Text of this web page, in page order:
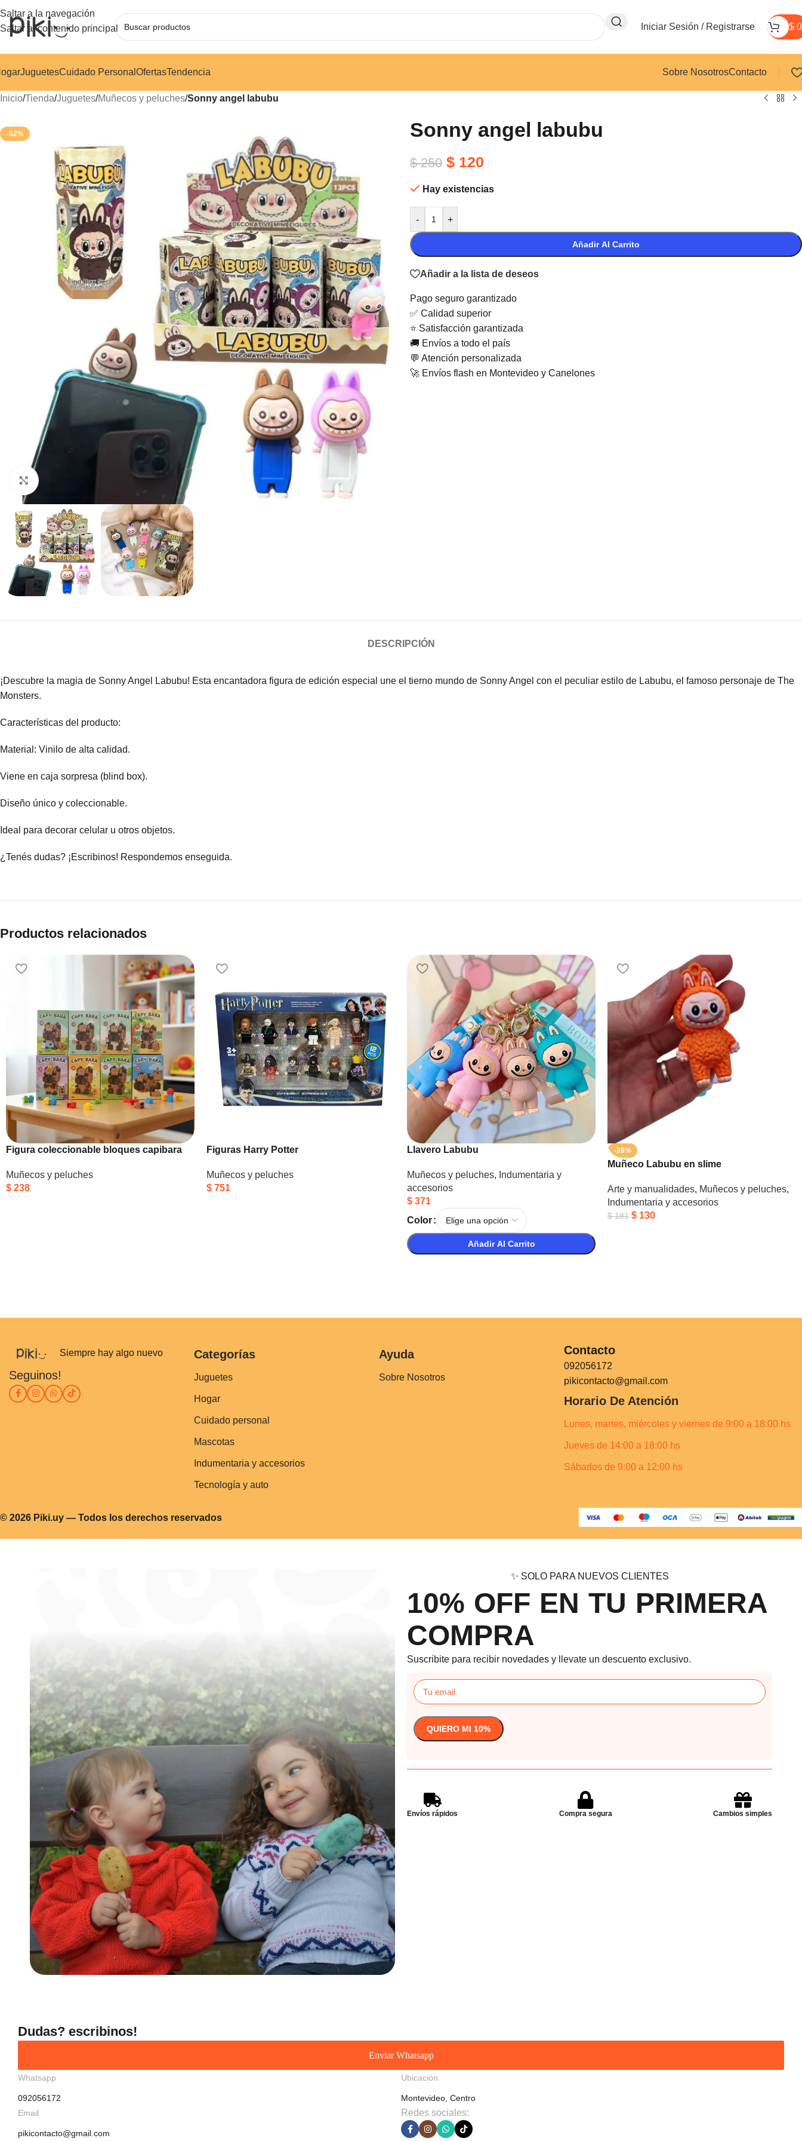
Saltar a la navegación
Saltar al contenido principal
Iniciar Sesión / Registrarse $ 0
JuguetesCuidado Personal OfertasTendencia Sobre NosotrosContacto
Inicio/Tienda/Juguetes/Muñecos y peluches/Sonny angel labubu
-52% Sonny angel labubu
$250 $ 120
Hay existencias
- +
Añadir Al Carrito
Añadir a la lista de deseos
Pago seguro garantizado
✅ Calidad superior
⭐ Satisfacción garantizada
🚚 Envíos a todo el país
💬 Atención personalizada
🚀 Envíos flash en Montevideo y Canelones
DESCRIPCIÓN
¡Descubre la magia de Sonny Angel Labubu! Esta encantadora figura de edición especial une el tierno mundo de Sonny Angel con el peculiar estilo de Labubu, el famoso personaje de The
Monsters.
Características del producto:
Material: Vinilo de alta calidad.
Viene en caja sorpresa (blind box).
Diseño único y coleccionable.
Ideal para decorar celular u otros objetos.
¿Tenés dudas? ¡Escribinos! Respondemos enseguida.
Productos relacionados
Figura coleccionable bloques capibara
Muñecos y peluches
$ 238
Figuras Harry Potter
Muñecos y peluches
$ 751
Llavero Labubu
Muñecos y peluches, Indumentaria y
accesorios
$ 371
Color
Añadir Al Carrito
-28%
Muñeco Labubu en slime
Arte y manualidades, Muñecos y peluches,
Indumentaria y accesorios
$181 $ 130
Siempre hay algo nuevo
Seguinos!
Categorías
Juguetes
Hogar
Cuidado personal
Mascotas
Indumentaria y accesorios
Tecnología y auto
Ayuda
Sobre Nosotros
Contacto
092056172
pikicontacto@gmail.com
Horario De Atención
Lunes, martes, miércoles y viernes de 9:00 a 18:00 hs
Jueves de 14:00 a 18:00 hs
Sábados de 9:00 a 12:00 hs
© 2026 Piki.uy — Todos los derechos reservados
✨ SOLO PARA NUEVOS CLIENTES
10% OFF EN TU PRIMERA
COMPRA
Suscribite para recibir novedades y llevate un descuento exclusivo.
Envíos rápidos Compra segura Cambios simples
Dudas? escribinos!
Enviar Whatsapp
Whatsapp
092056172
Email
pikicontacto@gmail.com
Ubicación
Montevideo, Centro
Redes sociales: